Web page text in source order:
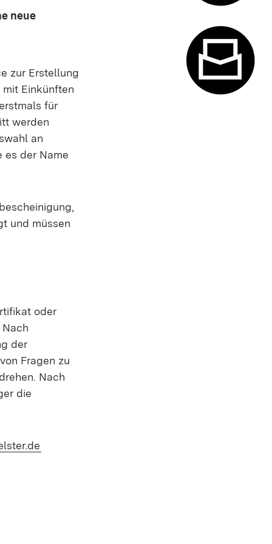
neue
zur Erstellung
Einkünften
für
werden
an
es der Name
und müssen
oder
(Öffnet in neuem Fenster)
Nach
der
Fragen zu
Nach
die